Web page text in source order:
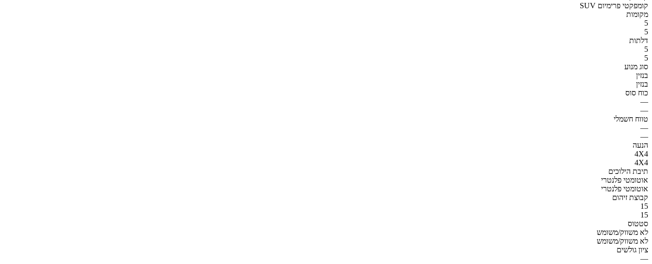
SUV קומפקטי פרימיום
מקומות
5
5
דלתות
5
5
סוג מנוע
בנזין
בנזין
כוח סוס
—
—
טווח חשמלי
—
—
הנעה
4X4
4X4
תיבת הילוכים
אוטומטי פלנטרי
אוטומטי פלנטרי
קבוצת זיהום
15
15
סטטוס
לא משווק/משומש
לא משווק/משומש
ציון גולשים
—